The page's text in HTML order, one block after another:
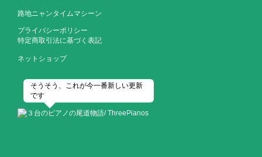
路地ニャンタイムマシーン
プライバシーポリシー
特定商取引法に基づく表記
ネットショップ
そうそう、これが今一番新しい更新
です